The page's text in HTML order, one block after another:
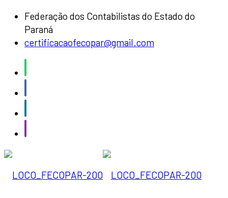
Federação dos Contabilistas do Estado do
Paraná
certificacaofecopar@gmail.com